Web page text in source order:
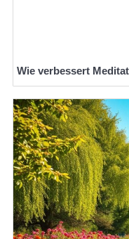
Wie verbessert